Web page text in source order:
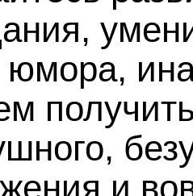
юмора,
и